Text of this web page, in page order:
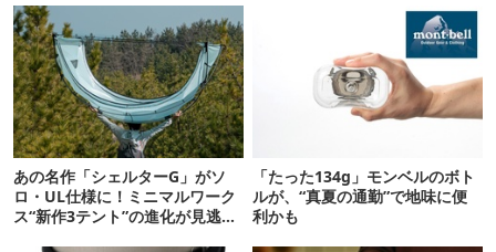
あの名作「シェルターG」がソ
ロ・UL仕様に！ミニマルワーク
ス“新作3テント”の進化が見逃せ
「たった134g」モンベルのボト
ルが、“真夏の通勤”で地味に便
利かも